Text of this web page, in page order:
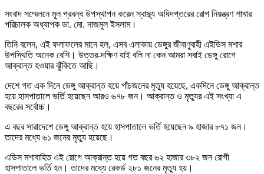
সংবাদ সম্মেলনে মূল প্রবন্ধ উপস্থাপন করেন স্বাস্থ্য অধিদপ্তরের রোগ নিয়ন্ত্রণ শাখার
পরিচালক অধ্যাপক ডা. মো. নাজমুল ইসলাম।
তিনি বলেন, এই ফলাফলের মানে হল, এসব এলাকায় ডেঙ্গুর জীবাণুবাহী এইডিস মশার
উপস্থিতি অনেক বেশি। উত্তর-দক্ষিণ যাই বলি না কেন আমরা সবাই ডেঙ্গু রোগে
আক্রান্ত হওয়ার ঝুঁকিতে আছি।
দেশে গত এক দিনে ডেঙ্গু আক্রান্ত হয়ে পাঁচজনের মৃত্যু হয়েছে, একদিনে ডেঙ্গু আক্রান্ত
হয়ে হাসপাতালে ভর্তি হয়েছেন আরও ৬৭৮ জন। আক্রান্ত ও মৃত্যুর এই সংখ্যা এ
বছরের সর্বোচ্চ।
এ বছর সারাদেশে ডেঙ্গু আক্রান্ত হয়ে হাসপাতালে ভর্তি হয়েছেন ৯ হাজার ৮৭১ জন।
তাদের মধ্যে ৬১ জনের মৃত্যু হয়েছে।
এডিস মশাবাহিত এই রোগে আক্রান্ত হয়ে গত বছর ৬২ হাজার ৩৮২ জন রোগী
হাসপাতালে ভর্তি হন। তাদের মধ্যে রেকর্ড ২৮১ জনের মৃত্যু হয়।